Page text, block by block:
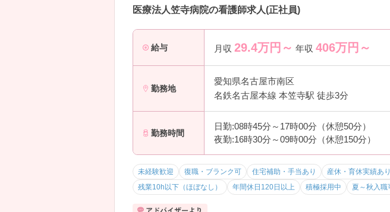
医療法人笠寺病院の看護師求人(正社員)
給与 月収 29.4万円～ 年収 406万円～
勤務地
愛知県名古屋市南区
名鉄名古屋本線 本笠寺駅 徒歩3分
勤務時間
日勤:08時45分～17時00分（休憩50分）
夜勤:16時30分～09時00分（休憩150分）
未経験歓迎 復職・ブランク可 住宅補助・手当あり 産休・育休実績あり
残業10h以下（ほぼなし）
年間休日120日以上 積極採用中 夏～秋入職